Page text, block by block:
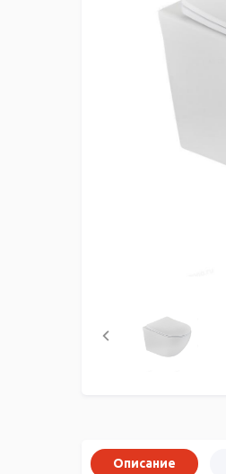
Описание